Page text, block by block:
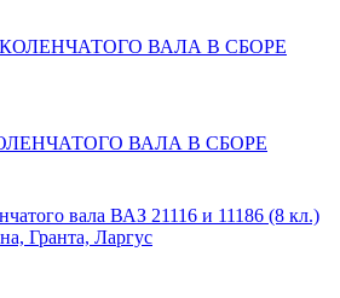
ВАЛА В СБОРЕ